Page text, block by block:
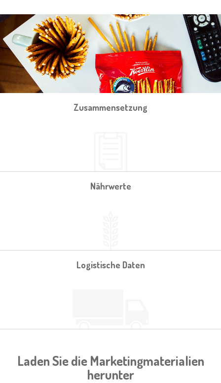
Zusammensetzung
Nährwerte
Logistische Daten
Laden Sie die Marketingmaterialien
herunter